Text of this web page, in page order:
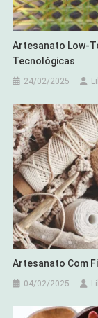
Artesanato Low-
Tecnológicas
24/02/2025
Artesanato Com
04/02/2025